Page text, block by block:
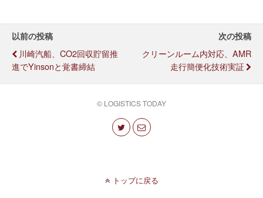
以前の投稿
川崎汽船、CO2回収貯留推
進でYinsonと覚書締結
次の投稿
クリーンルーム内対応、AMR
走行簡便化技術実証
© LOGISTICS TODAY
トップに戻る